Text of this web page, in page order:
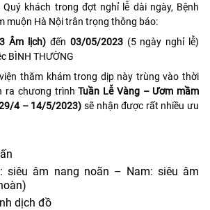
khách trong đợt nghỉ lễ dài ngày, Bệnh
muộn Hà Nội trân trọng thông báo:
Âm lịch) đến 03/05/2023(5 ngày nghỉ lễ)
BÌNH THƯỜNG
thăm khám trong dịp này trùng vào thời
ra chương trìnhTuần Lễ Vàng – Ươm mầm
4 – 14/5/2023) sẽ nhận được rất nhiều ưu
siêu âm nang noãn – Nam: siêu âm
dịch đồ